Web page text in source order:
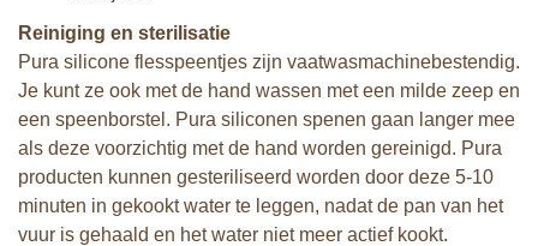
Reiniging en sterilisatie
Pura silicone flesspeentjes zijn vaatwasmachinebestendig.
Je kunt ze ook met de hand wassen met een milde zeep en
een speenborstel. Pura siliconen spenen gaan langer mee
als deze voorzichtig met de hand worden gereinigd. Pura
producten kunnen gesteriliseerd worden door deze 5-10
minuten in gekookt water te leggen, nadat de pan van het
vuur is gehaald en het water niet meer actief kookt.